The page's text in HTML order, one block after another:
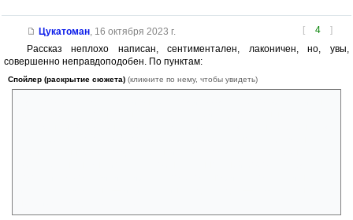
[ 4 ]
Цукатоман, 16 октября 2023 г.
Рассказ неплохо написан, сентиментален, лаконичен, но, увы,
совершенно неправдоподобен. По пунктам:
Спойлер (раскрытие сюжета) (кликните по нему, чтобы увидеть)